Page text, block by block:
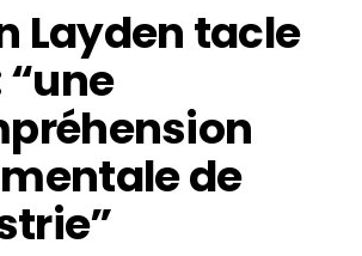
Layden tacle
“une
de